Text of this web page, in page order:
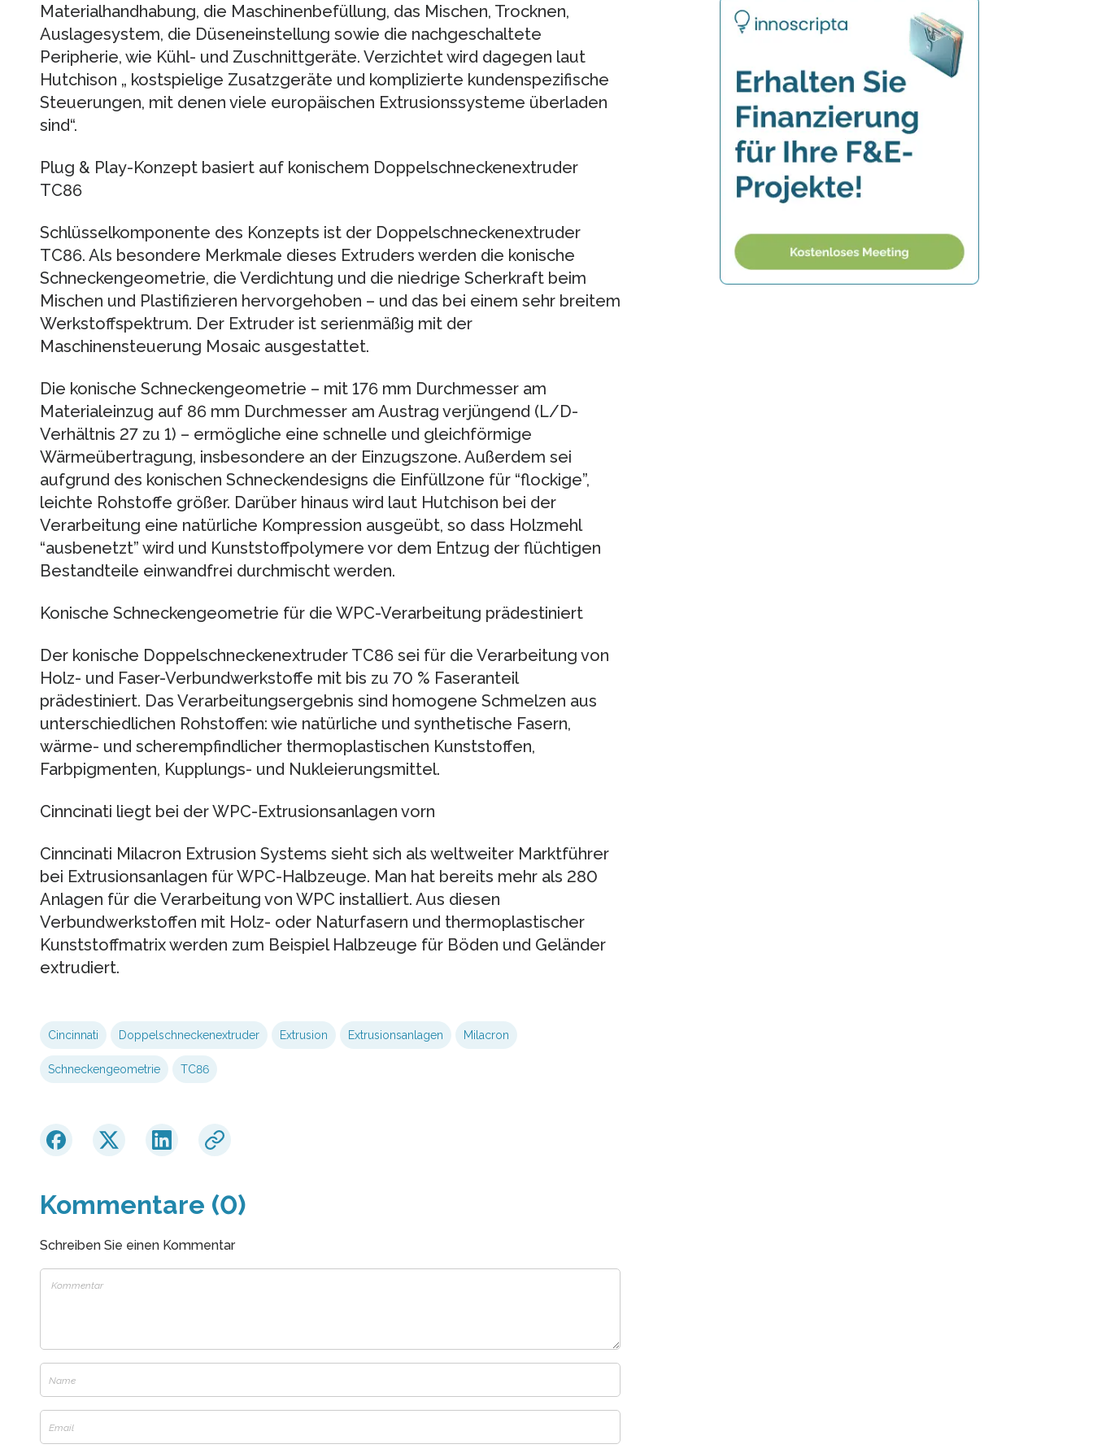
Materialhandhabung, die Maschinenbefüllung, das Mischen, Trocknen,
Auslagesystem, die Düseneinstellung sowie die nachgeschaltete
Peripherie, wie Kühl- und Zuschnittgeräte. Verzichtet wird dagegen laut
Hutchison „ kostspielige Zusatzgeräte und komplizierte kundenspezifische
Steuerungen, mit denen viele europäischen Extrusionssysteme überladen
sind“.
Plug & Play-Konzept basiert auf konischem Doppelschneckenextruder
TC86
Schlüsselkomponente des Konzepts ist der Doppelschneckenextruder
TC86. Als besondere Merkmale dieses Extruders werden die konische
Schneckengeometrie, die Verdichtung und die niedrige Scherkraft beim
Mischen und Plastifizieren hervorgehoben – und das bei einem sehr breitem
Werkstoffspektrum. Der Extruder ist serienmäßig mit der
Maschinensteuerung Mosaic ausgestattet.
Die konische Schneckengeometrie – mit 176 mm Durchmesser am
Materialeinzug auf 86 mm Durchmesser am Austrag verjüngend (L/D-
Verhältnis 27 zu 1) – ermögliche eine schnelle und gleichförmige
Wärmeübertragung, insbesondere an der Einzugszone. Außerdem sei
aufgrund des konischen Schneckendesigns die Einfüllzone für “flockige”,
leichte Rohstoffe größer. Darüber hinaus wird laut Hutchison bei der
Verarbeitung eine natürliche Kompression ausgeübt, so dass Holzmehl
“ausbenetzt” wird und Kunststoffpolymere vor dem Entzug der flüchtigen
Bestandteile einwandfrei durchmischt werden.
Konische Schneckengeometrie für die WPC-Verarbeitung prädestiniert
Der konische Doppelschneckenextruder TC86 sei für die Verarbeitung von
Holz- und Faser-Verbundwerkstoffe mit bis zu 70 % Faseranteil
prädestiniert. Das Verarbeitungsergebnis sind homogene Schmelzen aus
unterschiedlichen Rohstoffen: wie natürliche und synthetische Fasern,
wärme- und scherempfindlicher thermoplastischen Kunststoffen,
Farbpigmenten, Kupplungs- und Nukleierungsmittel.
Cinncinati liegt bei der WPC-Extrusionsanlagen vorn
Cinncinati Milacron Extrusion Systems sieht sich als weltweiter Marktführer
bei Extrusionsanlagen für WPC-Halbzeuge. Man hat bereits mehr als 280
Anlagen für die Verarbeitung von WPC installiert. Aus diesen
Verbundwerkstoffen mit Holz- oder Naturfasern und thermoplastischer
Kunststoffmatrix werden zum Beispiel Halbzeuge für Böden und Geländer
extrudiert.
Cincinnati Doppelschneckenextruder Extrusion Extrusionsanlagen Milacron
Schneckengeometrie TC86
Kommentare (0)
Schreiben Sie einen Kommentar